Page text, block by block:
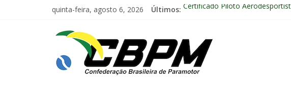
quinta-feira, agosto 6, 2026 Últimos: Certificado Piloto
Arraiá Aéreo 2025 em Bauru – SP
Decisão Nº 675, 16 anos.